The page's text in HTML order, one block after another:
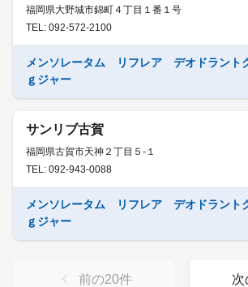
福岡県大野城市錦町４丁目１番１号
TEL: 092-572-2100
メンソレータム リフレア デオドラント
ｇジャー
サンリブ古賀
福岡県古賀市天神２丁目５-１
TEL: 092-943-0088
メンソレータム リフレア デオドラント
ｇジャー
前の20件 次